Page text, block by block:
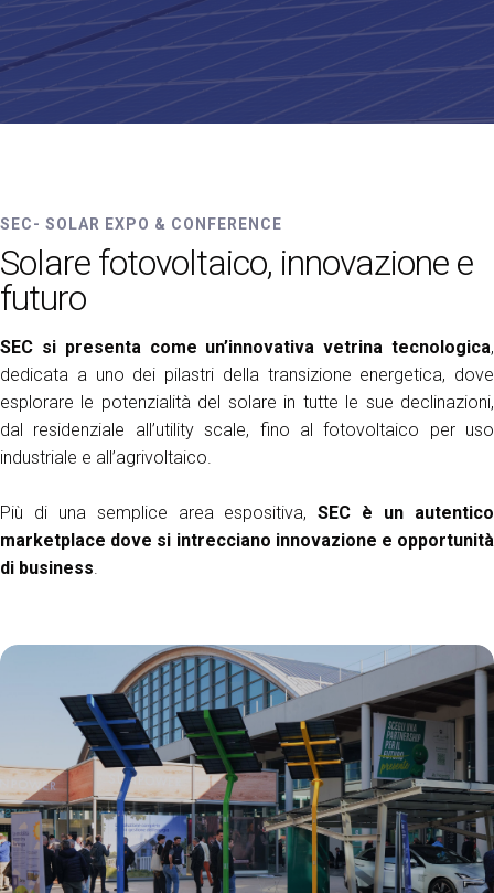
Media Room arrow_right
Esporre
Prenota il tuo spazio
ESPONI A KEY27 arrow_circle_right
IT
SEC- SOLAR EXPO & CONFERENCE
Solare fotovoltaico, innovazione e
futuro
SEC si presenta come un’innovativa vetrina tecnologica,
dedicata a uno dei pilastri della transizione energetica, dove
esplorare le potenzialità del solare in tutte le sue declinazioni,
dal residenziale all’utility scale, fino al fotovoltaico per uso
industriale e all’agrivoltaico.
Più di una semplice area espositiva,SEC è un autentico
marketplace dove si intrecciano innovazione e opportunità
di business